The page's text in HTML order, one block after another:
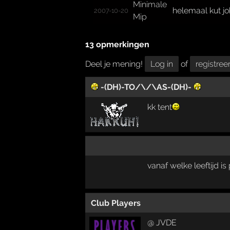
2007-10-20
Minimale
Mip
helemaal kut
13 opmerkingen
Deel je mening!
Log in of registreer
-(DH)-TO/\/\AS-(DH)-
kk tent
vanaf welke leeftijd is
Club Players
@ JVDE